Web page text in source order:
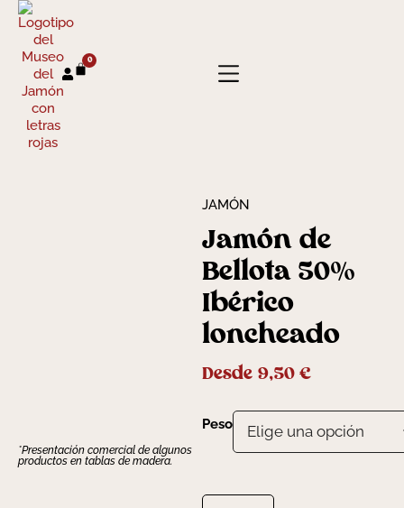
0
*Presentación comercial de algunos
productos en tablas de madera.
JAMÓN
Jamón de
Bellota 50%
Ibérico
loncheado
Desde 9,50€
Peso